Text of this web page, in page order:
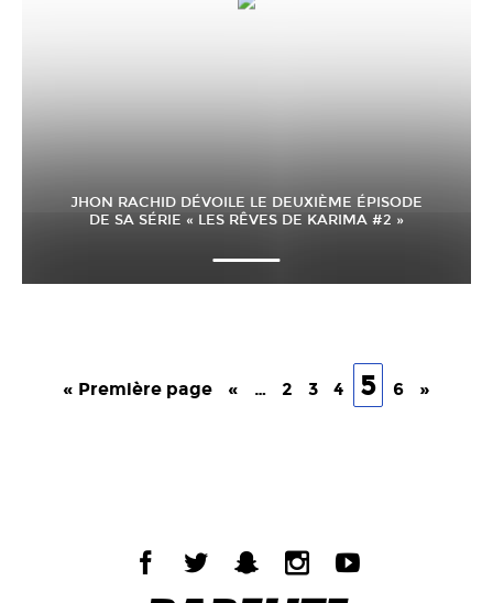
JHON RACHID DÉVOILE LE DEUXIÈME ÉPISODE
DE SA SÉRIE « LES RÊVES DE KARIMA #2 »
« Première page « … 2 3 4 5 6 »